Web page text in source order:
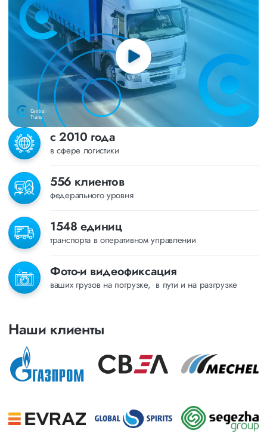
с 2010 года
в сфере логистики
556 клиентов
федерального уровня
1548 единиц
транспорта в оперативном управлении
Фото-и видеофиксация
ваших грузов на погрузке, в пути и на разгрузке
Наши клиенты